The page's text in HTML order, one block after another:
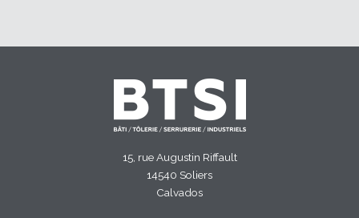
15, rue Augustin Riffault
14540 Soliers
Calvados